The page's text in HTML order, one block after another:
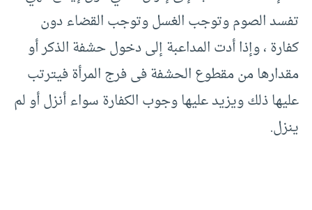
تفسد الصوم وتوجب الغسل وتوجب القضاء دون
كفارة ، وإذا أدت المداعبة إلى دخول حشفة الذكر أو
مقدارها من مقطوع الحشفة فى فرج المرأة فيترتب
عليها ذلك ويزيد عليها وجوب الكفارة سواء أنزل أو لم
ينزل.